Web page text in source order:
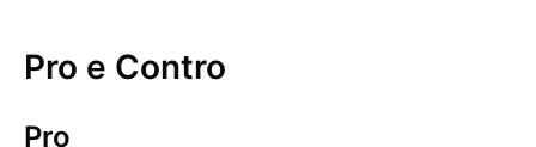
Pro e Contro
Pro